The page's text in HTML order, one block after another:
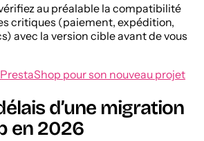
au préalable la compatibilité
critiques (paiement, expédition,
avec la version cible avant de vous
pour son nouveau projet
d’une migration
en 2026